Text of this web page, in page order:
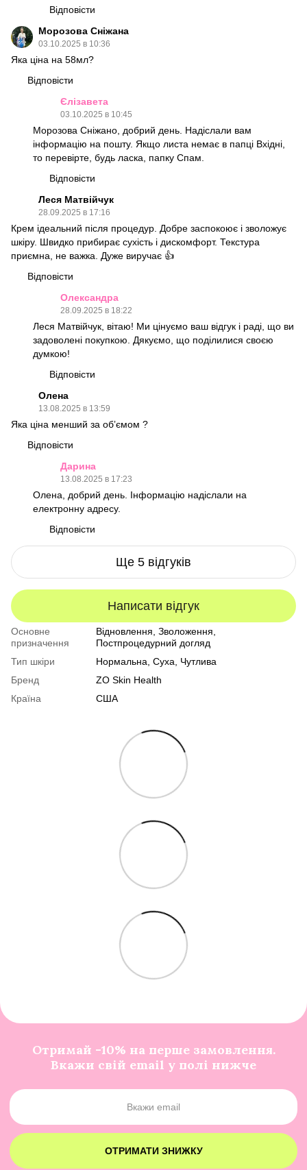
Відповісти
Морозова Сніжана
03.10.2025 в 10:36
Яка ціна на 58мл?
Відповісти
Єлізавета
03.10.2025 в 10:45
Морозова Сніжано, добрий день. Надіслали вам
інформацію на пошту. Якщо листа немає в папці Вхідні,
то перевірте, будь ласка, папку Спам.
Відповісти
Леся Матвійчук
28.09.2025 в 17:16
Крем ідеальний після процедур. Добре заспокоює і зволожує
шкіру. Швидко прибирає сухість і дискомфорт. Текстура
приємна, не важка. Дуже виручає 👍
Відповісти
Олександра
28.09.2025 в 18:22
Леся Матвійчук, вітаю! Ми цінуємо ваш відгук і раді, що ви
задоволені покупкою. Дякуємо, що поділилися своєю
думкою!
Відповісти
Олена
13.08.2025 в 13:59
Яка ціна менший за обʼємом ?
Відповісти
Дарина
13.08.2025 в 17:23
Олена, добрий день. Інформацію надіслали на
електронну адресу.
Відповісти
Ще 5 відгуків
Написати відгук
Основне
призначення
Відновлення, Зволоження,
Постпроцедурний догляд
Тип шкіри
Нормальна, Суха, Чутлива
Бренд
ZO Skin Health
Країна
США
Отримай -10% на перше замовлення.
Вкажи свій email у полі нижче
ОТРИМАТИ ЗНИЖКУ